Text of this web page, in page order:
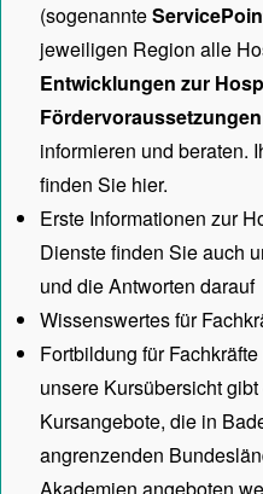
(sogenannte
jeweiligen Region alle
Entwicklungen zur
informieren und beraten.
finden Sie hier.
Erste Informationen zur
Dienste finden Sie auch
und die Antworten darauf
Wissenswertes für
Fortbildung für
unsere Kursübersicht
Kursangebote, die in
angrenzenden